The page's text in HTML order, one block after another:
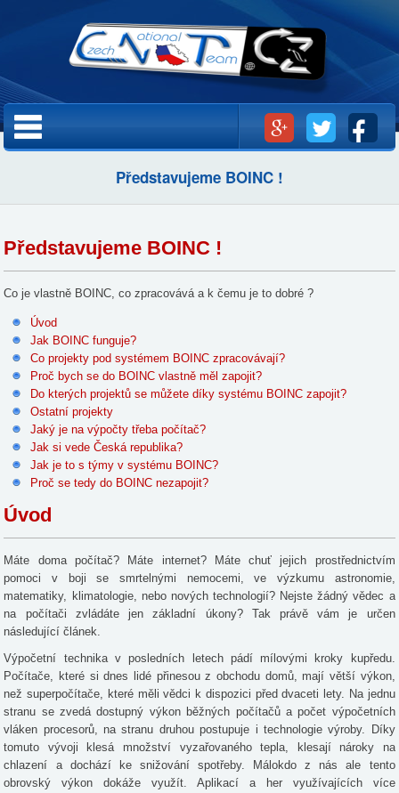
hlavnímu
obsahu
Hlavní menu
Představujeme BOINC !
Představujeme BOINC !
Co je vlastně BOINC, co zpracovává a k čemu je to dobré ?
Úvod
Jak BOINC funguje?
Co projekty pod systémem BOINC zpracovávají?
Proč bych se do BOINC vlastně měl zapojit?
Do kterých projektů se můžete díky systému BOINC zapojit?
Ostatní projekty
Jaký je na výpočty třeba počítač?
Jak si vede Česká republika?
Jak je to s týmy v systému BOINC?
Proč se tedy do BOINC nezapojit?
Úvod
Máte doma počítač? Máte internet? Máte chuť jejich prostřednictvím
pomoci v boji se smrtelnými nemocemi, ve výzkumu astronomie,
matematiky, klimatologie, nebo nových technologií? Nejste žádný vědec a
na počítači zvládáte jen základní úkony? Tak právě vám je určen
následující článek.
Výpočetní technika v posledních letech pádí mílovými kroky kupředu.
Počítače, které si dnes lidé přinesou z obchodu domů, mají větší výkon,
než superpočítače, které měli vědci k dispozici před dvaceti lety. Na jednu
stranu se zvedá dostupný výkon běžných počítačů a počet výpočetních
vláken procesorů, na stranu druhou postupuje i technologie výroby. Díky
tomuto vývoji klesá množství vyzařovaného tepla, klesají nároky na
chlazení a dochází ke snižování spotřeby. Málokdo z nás ale tento
obrovský výkon dokáže využít. Aplikací a her využívajících více